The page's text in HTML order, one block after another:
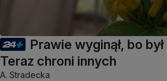
Prawie wyginął, bo
Teraz chroni innych
A. Stradecka